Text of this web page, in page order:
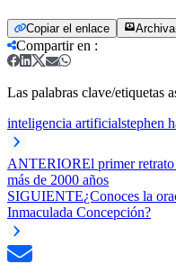
Copiar el enlace
Compartir en :
Las palabras clave/etiquetas
inteligencia artificialstephen
ANTERIOREl primer retrato
más de 2000 años
SIGUIENTE¿Conoces la
Inmaculada Concepción?